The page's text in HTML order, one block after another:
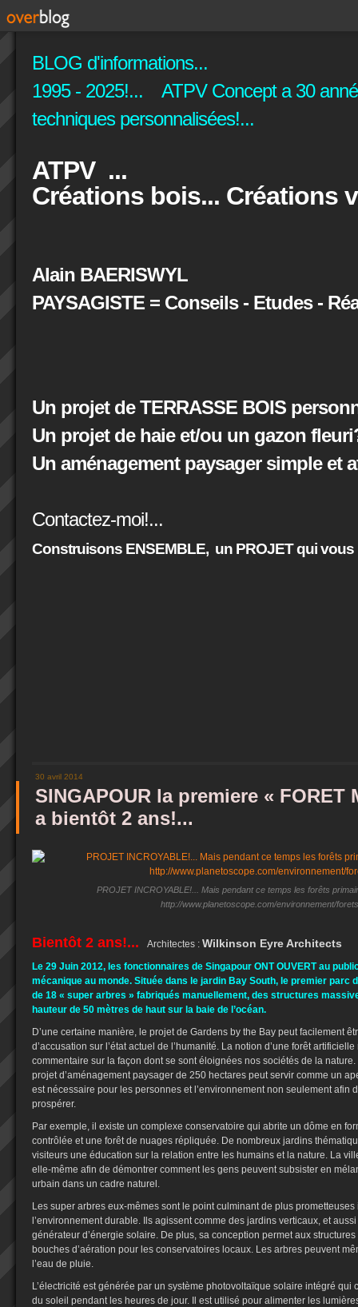
BLOG d'informations...
1995 - 2025!... ATPV Concept a 30
techniques personnalisées!...
ATPV ...
Créations bois... Créations
Alain BAERISWYL
PAYSAGISTE = Conseils - Etudes -
Un projet de TERRASSE BOIS
Un projet de haie et/ou un gazon
Un aménagement paysager simple et
Contactez-moi!...
Construisons ENSEMBLE, un PROJET qui vous
30 avril 2014
SINGAPOUR la premiere « FORET
a bientôt 2 ans!...
PROJET INCROYABLE!... Mais pendant ce temps les forêts
http://www.planetoscope.com/environnement/forets
Bientôt 2 ans!... Architectes : Wilkinson Eyre Architects
Le 29 Juin 2012, les fonctionnaires de Singapour ONT OUVERT au
mécanique au monde. Située dans le jardin Bay South, le premier parc
de 18 « super arbres » fabriqués manuellement, des structures
hauteur de 50 mètres de haut sur ​​la baie de l’océan.
D’une certaine manière, le projet de Gardens by the Bay peut facilement
d’accusation sur l’état actuel de l’humanité. La notion d’une forêt
commentaire sur la façon dont se sont éloignées nos sociétés de la
projet d’aménagement paysager de 250 hectares peut servir comme un
est nécessaire pour les personnes et l’environnement non seulement afin
prospérer.
Par exemple, il existe un complexe conservatoire qui abrite un dôme en
contrôlée et une forêt de nuages ​​répliquée. De nombreux jardins
visiteurs une éducation sur la relation entre les humains et la nature. La
elle-même afin de démontrer comment les gens peuvent subsister en
urbain dans un cadre naturel.
Les super arbres eux-mêmes sont le point culminant de plus
l’environnement durable. Ils agissent comme des jardins verticaux, et
générateur d’énergie solaire. De plus, sa conception permet aux
bouches d’aération pour les conservatoires locaux. Les arbres peuvent
l’eau de pluie.
L’électricité est générée par un système photovoltaïque solaire intégré qui
du soleil pendant les heures de jour. Il est utilisé pour alimenter les